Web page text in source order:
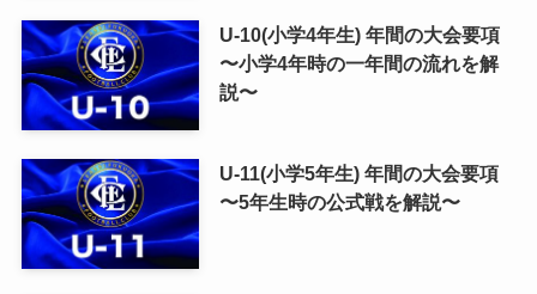
U-10(小学4年生) 年間の大会要項
〜小学4年時の一年間の流れを解
説〜
U-11(小学5年生) 年間の大会要項
〜5年生時の公式戦を解説〜